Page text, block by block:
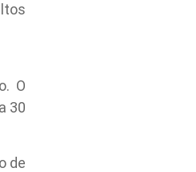
O
30
de